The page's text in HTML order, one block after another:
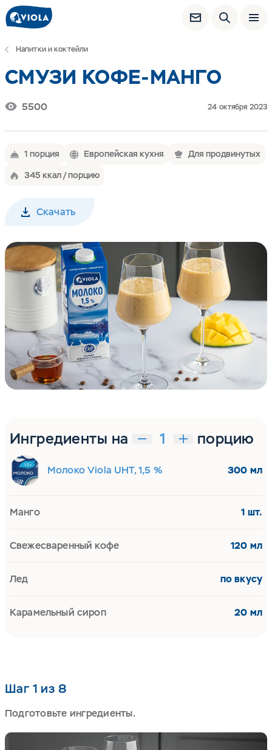
Напитки и коктейли
СМУЗИ КОФЕ-МАНГО
5500 24 октября 2023
1 порция Европейская кухня
Для продвинутых
345 ккал / порцию
Скачать
Шаг 1 из 8
Подготовьте ингредиенты.
Ингредиенты на порцию
Молоко Viola UHT, 1,5 % 300 мл
Манго 1 шт.
Свежесваренный кофе 120 мл
Лед по вкусу
Карамельный сироп 20 мл